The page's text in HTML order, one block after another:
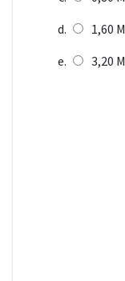
1,60 M
3,20 M